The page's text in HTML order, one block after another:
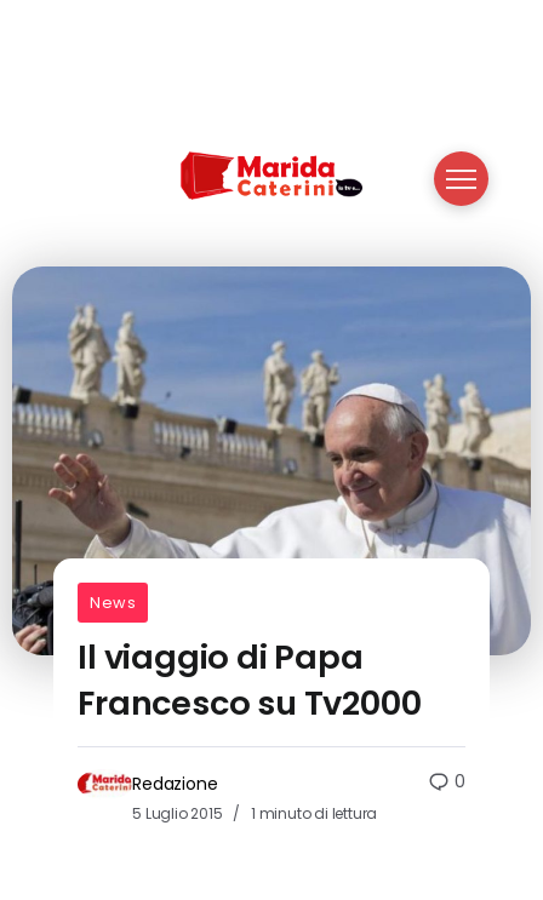
News
Il viaggio di Papa
Francesco su Tv2000
Redazione
5 Luglio 2015 1 minuto di lettura
0